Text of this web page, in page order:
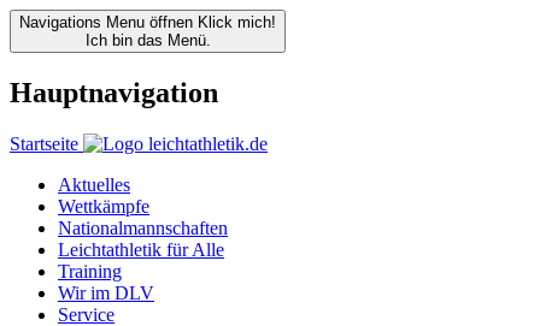
Navigations Menu öffnen Klick mich!
Ich bin das Menü.
Hauptnavigation
Startseite
Aktuelles
Wettkämpfe
Nationalmannschaften
Leichtathletik für Alle
Training
Wir im DLV
Service